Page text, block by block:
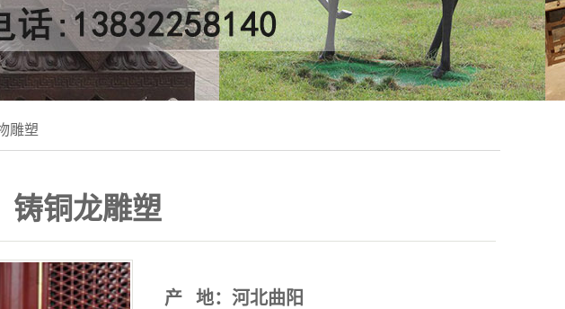
雕塑
铸铜龙雕塑
产 地： 河北曲阳